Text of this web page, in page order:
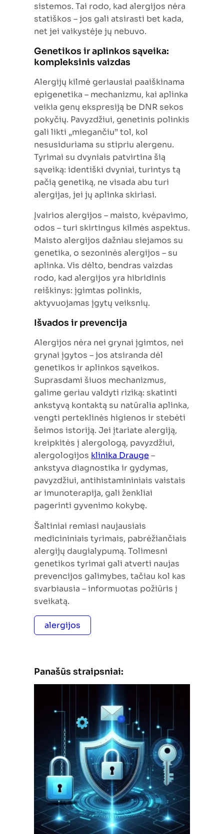
sistemos. Tai rodo, kad alergijos nėra
statiškos – jos gali atsirasti bet kada,
net jei vaikystėje jų nebuvo.
Genetikos ir aplinkos sąveika:
kompleksinis vaizdas
Alergijų kilmė geriausiai paaiškinama
epigenetika – mechanizmu, kai aplinka
veikia genų ekspresiją be DNR sekos
pokyčių. Pavyzdžiui, genetinis polinkis
gali likti „miegančiu” tol, kol
nesusiduriama su stipriu alergenu.
Tyrimai su dvyniais patvirtina šią
sąveiką: identiški dvyniai, turintys tą
pačią genetiką, ne visada abu turi
alergijas, jei jų aplinka skiriasi.
Įvairios alergijos – maisto, kvėpavimo,
odos – turi skirtingus kilmės aspektus.
Maisto alergijos dažniau siejamos su
genetika, o sezoninės alergijos – su
aplinka. Vis dėlto, bendras vaizdas
rodo, kad alergijos yra hibridinis
reiškinys: įgimtas polinkis,
aktyvuojamas įgytų veiksnių.
Išvados ir prevencija
Alergijos nėra nei grynai įgimtos, nei
grynai įgytos – jos atsiranda dėl
genetikos ir aplinkos sąveikos.
Suprasdami šiuos mechanizmus,
galime geriau valdyti riziką: skatinti
ankstyvą kontaktą su natūralia aplinka,
vengti perteklinės higienos ir stebėti
šeimos istoriją. Jei įtariate alergiją,
kreipkitės į alergologą, pavyzdžiui,
alergologijos klinika Drauge –
ankstyva diagnostika ir gydymas,
pavyzdžiui, antihistamininiais vaistais
ar imunoterapija, gali ženkliai
pagerinti gyvenimo kokybę.
Šaltiniai remiasi naujausiais
medicininiais tyrimais, pabrėžiančiais
alergijų daugialypumą. Tolimesni
genetikos tyrimai gali atverti naujas
prevencijos galimybes, tačiau kol kas
svarbiausia – informuotas požiūris į
sveikatą.
alergijos
Panašūs straipsniai: